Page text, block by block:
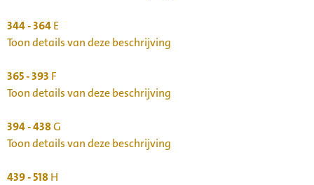
344 - 364E
Toon details van deze beschrijving
365 - 393 F
Toon details van deze beschrijving
394 - 438G
Toon details van deze beschrijving
439 - 518H